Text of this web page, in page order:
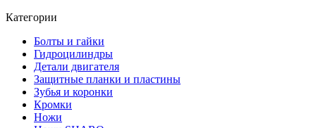
Категории
Болты и гайки
Гидроцилиндры
Детали двигателя
Защитные планки и пластины
Зубья и коронки
Кромки
Ножи